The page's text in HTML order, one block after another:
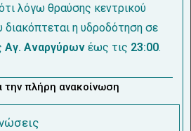
λόγω θραύσης κεντρικού
διακόπτεται η υδροδότηση σε
Αγ. Αναργύρων έως τις 23:00.
πλήρη ανακοίνωση